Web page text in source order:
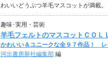
わいいどうぶつ羊毛マスコットが満載。
趣味･実用・芸術
羊毛フェルトのマスコットＣＯ
かわいい＆ユニークな全９７作品！ レ
河出書房新社編集部 編